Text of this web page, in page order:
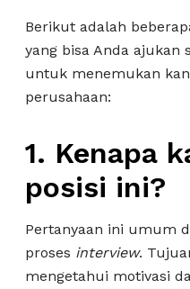
Berikut adalah
yang bisa Anda ajukan
untuk menemukan
perusahaan:
1. Kenapa
posisi ini?
Pertanyaan ini umum
proses interview.
mengetahui motivasi